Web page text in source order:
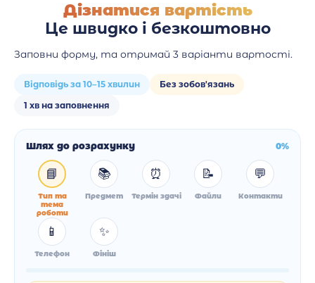
Дізнатися вартість
Це швидко і безкоштовно
Заповни форму, та отримай 3 варіанти вартості.
Відповідь за 10–15 хвилин
Без зобов'язань
1 хв на заповнення
Шлях до розрахунку 0%
📘
Тип та
тема
роботи
📚
Предмет
⏰
Термін здачі
📝
Файли
💬
Контакти
📱
Телефон
✨
Фініш